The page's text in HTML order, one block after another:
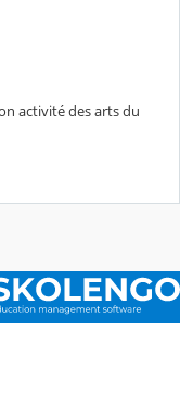
activité des arts du